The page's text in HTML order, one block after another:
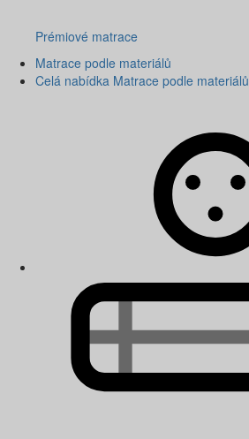
Prémiové matrace
Matrace podle materiálů
Celá nabídka Matrace podle materiálů